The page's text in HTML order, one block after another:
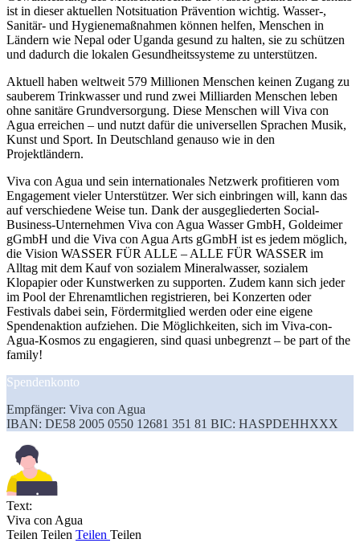
ist in dieser aktuellen Notsituation Prävention wichtig. Wasser-,
Sanitär- und Hygienemaßnahmen können helfen, Menschen in
Ländern wie Nepal oder Uganda gesund zu halten, sie zu schützen
und dadurch die lokalen Gesundheitssysteme zu unterstützen.
Aktuell haben weltweit 579 Millionen Menschen keinen Zugang zu
sauberem Trinkwasser und rund zwei Milliarden Menschen leben
ohne sanitäre Grundversorgung. Diese Menschen will Viva con
Agua erreichen – und nutzt dafür die universellen Sprachen Musik,
Kunst und Sport. In Deutschland genauso wie in den
Projektländern.
Viva con Agua und sein internationales Netzwerk profitieren vom
Engagement vieler Unterstützer. Wer sich einbringen will, kann das
auf verschiedene Weise tun. Dank der ausgegliederten Social-
Business-Unternehmen Viva con Agua Wasser GmbH, Goldeimer
gGmbH und die Viva con Agua Arts gGmbH ist es jedem möglich,
die Vision WASSER FÜR ALLE – ALLE FÜR WASSER im
Alltag mit dem Kauf von sozialem Mineralwasser, sozialem
Klopapier oder Kunstwerken zu supporten. Zudem kann sich jeder
im Pool der Ehrenamtlichen registrieren, bei Konzerten oder
Festivals dabei sein, Fördermitglied werden oder eine eigene
Spendenaktion aufziehen. Die Möglichkeiten, sich im Viva-con-
Agua-Kosmos zu engagieren, sind quasi unbegrenzt – be part of the
family!
Spendenkonto
Empfänger: Viva con Agua
IBAN: DE58 2005 0550 12681 351 81 BIC: HASPDEHHXXX
Text:
Viva con Agua
Teilen Teilen Teilen Teilen